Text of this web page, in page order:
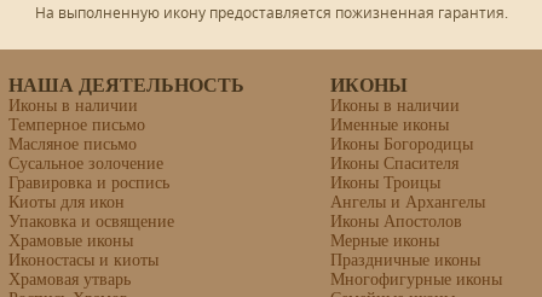
На выполненную икону предоставляется пожизненная гарантия.
Материалы: липовая доска, левкас, темпера.
НАША ДЕЯТЕЛЬНОСТЬ
Иконы в наличии
Темперное письмо
Масляное письмо
Сусальное золочение
Гравировка и роспись
Киоты для икон
Упаковка и освящение
Храмовые иконы
Иконостасы и киоты
Храмовая утварь
ИКОНЫ
Иконы в наличии
Именные иконы
Иконы Богородицы
Иконы Спасителя
Иконы Троицы
Ангелы и Архангелы
Иконы Апостолов
Мерные иконы
Праздничные иконы
Многофигурные иконы